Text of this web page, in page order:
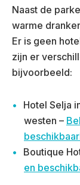
Naast de
warme
Er is geen
zijn er
bijvoorbeeld:
Hotel Selja
westen –
Boutique
en